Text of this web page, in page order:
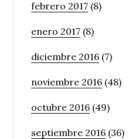
febrero 2017 (8)
enero 2017 (8)
diciembre 2016 (7)
noviembre 2016 (48)
octubre 2016 (49)
septiembre 2016 (36)